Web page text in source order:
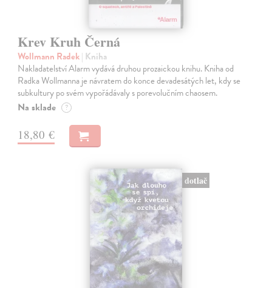
Krev Kruh Černá
Wollmann Radek| Kniha
Nakladatelství Alarm vydává druhou prozaickou knihu. Kniha od
Radka Wollmanna je návratem do konce devadesátých let, kdy se
subkultury po svém vypořádávaly s porevolučním chaosem.
Na sklade ?
18,80 €
dotlač